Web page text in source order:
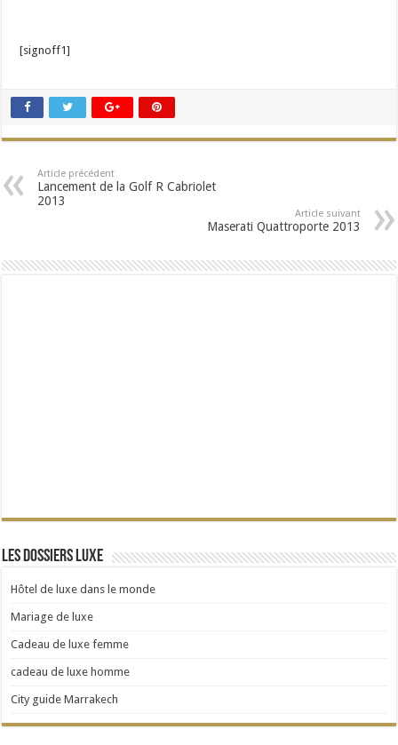
[signoff1]
Article précédent
Lancement de la Golf R Cabriolet
2013
Article suivant
Maserati Quattroporte 2013
Les dossiers Luxe
Hôtel de luxe dans le monde
Mariage de luxe
Cadeau de luxe femme
cadeau de luxe homme
City guide Marrakech